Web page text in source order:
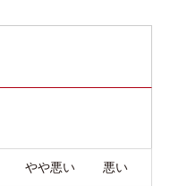
やや悪い 悪い